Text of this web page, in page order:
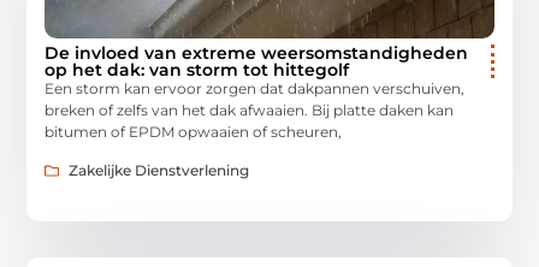
De invloed van extreme weersomstandigheden
op het dak: van storm tot hittegolf
Een storm kan ervoor zorgen dat dakpannen verschuiven,
breken of zelfs van het dak afwaaien. Bij platte daken kan
bitumen of EPDM opwaaien of scheuren,
Zakelijke Dienstverlening